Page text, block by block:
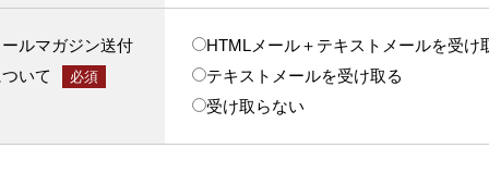
ルマガジン送付
いて
必須
HTMLメール＋テキストメールを受け
テキストメールを受け取る
受け取らない